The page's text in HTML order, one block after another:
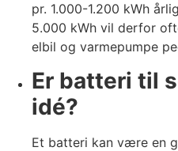
pr. 1.000-1.200 kWh
5.000 kWh vil derfor
elbil og varmepumpe
Er batteri til
idé?
Et batteri kan være en